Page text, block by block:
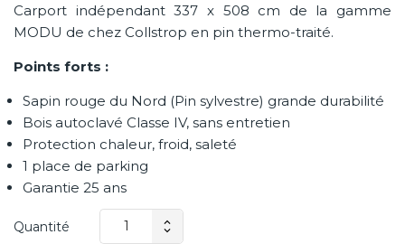
Carport indépendant 337 x 508 cm de la gamme
MODU de chez Collstrop en pin thermo-traité.
Points forts :
Sapin rouge du Nord (Pin sylvestre) grande durabilité
Bois autoclavé Classe IV, sans entretien
Protection chaleur, froid, saleté
1 place de parking
Garantie 25 ans
Quantité